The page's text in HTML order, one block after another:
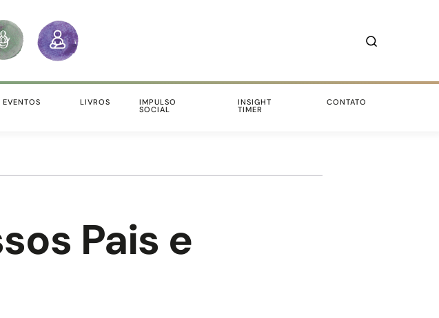
LIVROS IMPULSO
SOCIAL
INSIGHT
TIMER
CONTATO
Pais e